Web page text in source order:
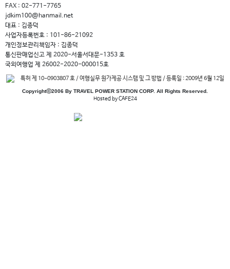
FAX : 02-771-7765
jdkim100@hanmail.net
대표 : 김종덕
사업자등록번호 : 101-86-21092
개인정보관리책임자 : 김종덕
통신판매업신고 제 2020-서울서대문-1353 호
국외여행업 제 26002-2020-000015호
특허 제 10-0903807 호 / 여행실무 원가제공 시스템 및 그 방법 / 등록일 : 2009년 6월 12일
Copyrightⓒ2006 By TRAVEL POWER STATION CORP. All Rights Reserved.
Hosted by CAFE24